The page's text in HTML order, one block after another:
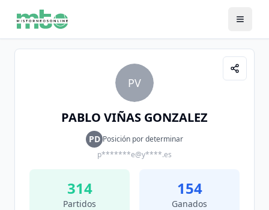
PV
PABLO VIÑAS GONZALEZ
PD Posición por determinar
p*******e@y****.es
314
Partidos
154
Ganados